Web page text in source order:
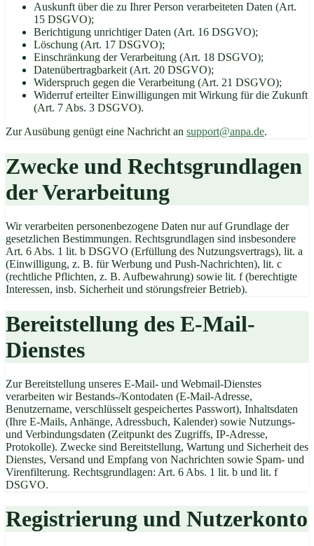
Auskunft über die zu Ihrer Person verarbeiteten Daten (Art.
15 DSGVO);
Berichtigung unrichtiger Daten (Art. 16 DSGVO);
Löschung (Art. 17 DSGVO);
Einschränkung der Verarbeitung (Art. 18 DSGVO);
Datenübertragbarkeit (Art. 20 DSGVO);
Widerspruch gegen die Verarbeitung (Art. 21 DSGVO);
Widerruf erteilter Einwilligungen mit Wirkung für die Zukunft
(Art. 7 Abs. 3 DSGVO).
Zur Ausübung genügt eine Nachricht an support@anpa.de.
Zwecke und Rechtsgrundlagen
der Verarbeitung
Wir verarbeiten personenbezogene Daten nur auf Grundlage der
gesetzlichen Bestimmungen. Rechtsgrundlagen sind insbesondere
Art. 6 Abs. 1 lit. b DSGVO (Erfüllung des Nutzungsvertrags), lit. a
(Einwilligung, z. B. für Werbung und Push-Nachrichten), lit. c
(rechtliche Pflichten, z. B. Aufbewahrung) sowie lit. f (berechtigte
Interessen, insb. Sicherheit und störungsfreier Betrieb).
Bereitstellung des E-Mail-
Dienstes
Zur Bereitstellung unseres E-Mail- und Webmail-Dienstes
verarbeiten wir Bestands-/Kontodaten (E-Mail-Adresse,
Benutzername, verschlüsselt gespeichertes Passwort), Inhaltsdaten
(Ihre E-Mails, Anhänge, Adressbuch, Kalender) sowie Nutzungs-
und Verbindungsdaten (Zeitpunkt des Zugriffs, IP-Adresse,
Protokolle). Zwecke sind Bereitstellung, Wartung und Sicherheit des
Dienstes, Versand und Empfang von Nachrichten sowie Spam- und
Virenfilterung. Rechtsgrundlagen: Art. 6 Abs. 1 lit. b und lit. f
DSGVO.
Registrierung und Nutzerkonto